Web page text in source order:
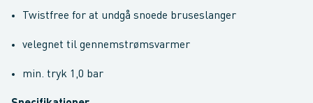
Twistfree for at undgå snoede bruseslanger
velegnet til gennemstrømsvarmer
min. tryk 1,0 bar